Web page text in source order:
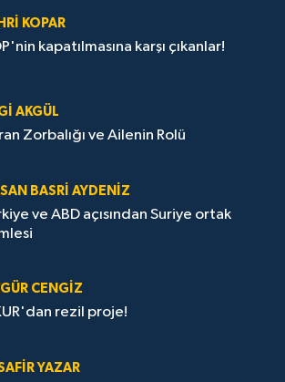
KOPAR
kapatılmasına karşı çıkanlar!
AKGÜL
Zorbalığı ve Ailenin Rolü
BASRI AYDENIZ
ve ABD açısından Suriye ortak
CENGIZ
rezil proje!
YAZAR